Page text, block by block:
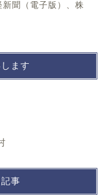
新聞（電子版）、株
ます
事